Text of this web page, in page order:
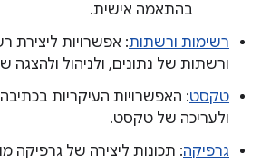
בהתאמה אישית.
רשימות ורשתות: אפשרויות ליצירת
ורשתות של נתונים, ולניהול ולהצגה
טקסט: האפשרויות העיקריות
ולעריכה של טקסט.
גרפיקה: תכונות ליצירה של גרפיקה